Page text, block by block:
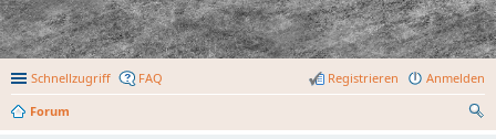
Schnellzugriff FAQ Anmelden
Registrieren
Forum